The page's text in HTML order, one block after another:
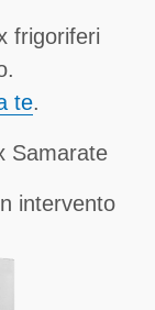
frigoriferi
te.
Samarate
intervento